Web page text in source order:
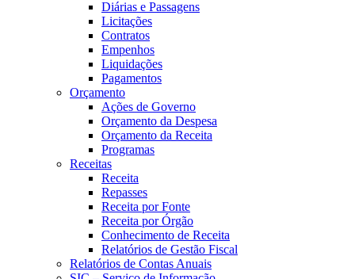
Diárias e Passagens
Licitações
Contratos
Empenhos
Liquidações
Pagamentos
Orçamento
Ações de Governo
Orçamento da Despesa
Orçamento da Receita
Programas
Receitas
Receita
Repasses
Receita por Fonte
Receita por Órgão
Conhecimento de Receita
Relatórios de Gestão Fiscal
Relatórios de Contas Anuais